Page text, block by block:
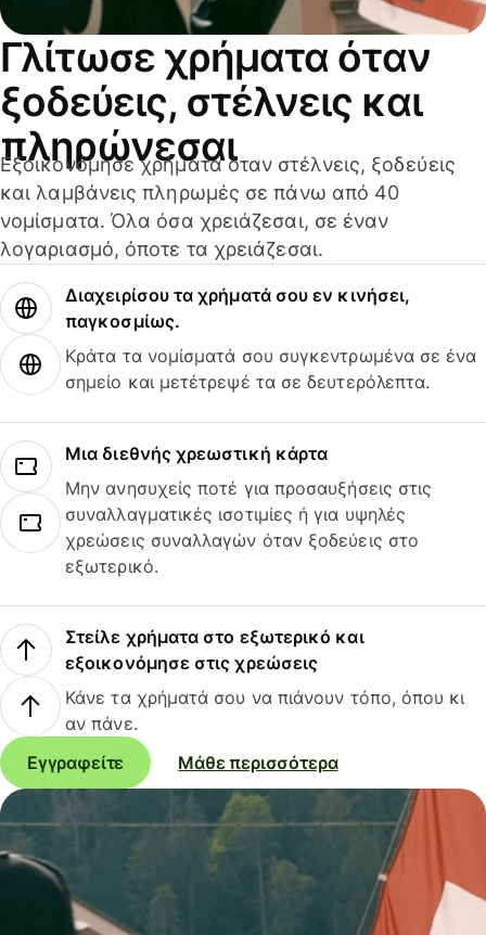
Γλίτωσε χρήματα όταν
ξοδεύεις, στέλνεις και
πληρώνεσαι
Εξοικονόμησε χρήματα όταν στέλνεις, ξοδεύεις
και λαμβάνεις πληρωμές σε πάνω από 40
νομίσματα. Όλα όσα χρειάζεσαι, σε έναν
λογαριασμό, όποτε τα χρειάζεσαι.
Διαχειρίσου τα χρήματά σου εν κινήσει,
παγκοσμίως.
Κράτα τα νομίσματά σου συγκεντρωμένα σε ένα
σημείο και μετέτρεψέ τα σε δευτερόλεπτα.
Μια διεθνής χρεωστική κάρτα
Μην ανησυχείς ποτέ για προσαυξήσεις στις
συναλλαγματικές ισοτιμίες ή για υψηλές
χρεώσεις συναλλαγών όταν ξοδεύεις στο
εξωτερικό.
Στείλε χρήματα στο εξωτερικό και
εξοικονόμησε στις χρεώσεις
Κάνε τα χρήματά σου να πιάνουν τόπο, όπου κι
αν πάνε.
Εγγραφείτε
Μάθε περισσότερα